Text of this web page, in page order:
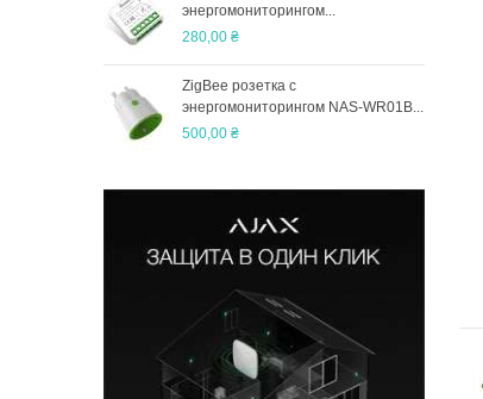
энергомониторингом...
280,00 ₴
ZigBee розетка с
энергомониторингом NAS-WR01B...
500,00 ₴